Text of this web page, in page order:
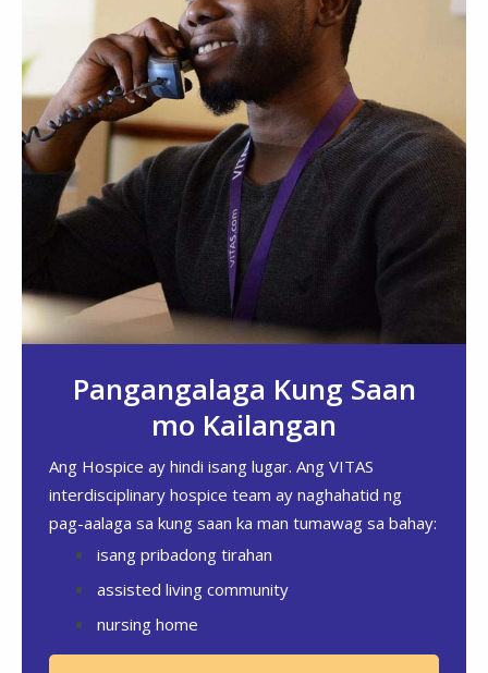
Pangangalaga Kung Saan
mo Kailangan
Ang Hospice ay hindi isang lugar. Ang VITAS
interdisciplinary hospice team ay naghahatid ng
pag-aalaga sa kung saan ka man tumawag sa bahay:
isang pribadong tirahan
assisted living community
nursing home